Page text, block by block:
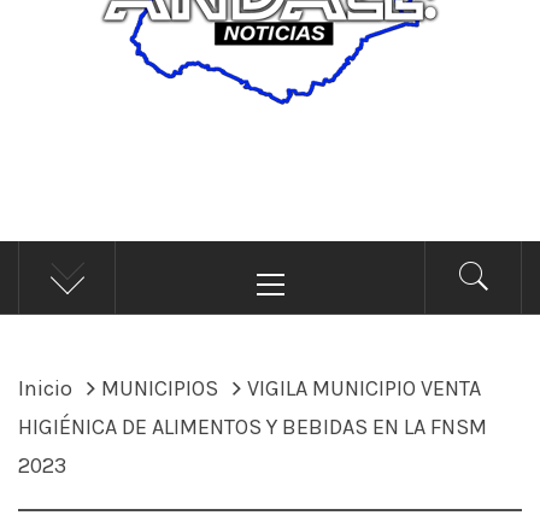
ÁNDALE NOTICIAS
Noticias
principal
Inicio MUNICIPIOS
VIGILA MUNICIPIO VENTA
HIGIÉNICA DE ALIMENTOS Y BEBIDAS EN LA FNSM
2023